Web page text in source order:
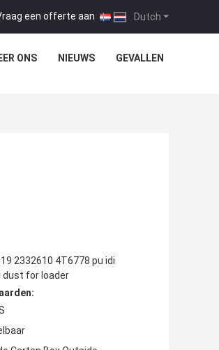
Dutch
een offerte aan |
ONS NIEUWS GEVALLEN
2332610 4T6778 pu idi
dust for loader